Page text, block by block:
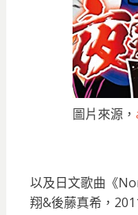
圖片來源，
以及日文歌曲《
翔&後藤真希，